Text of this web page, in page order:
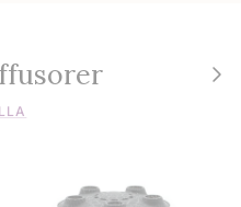
Nästa